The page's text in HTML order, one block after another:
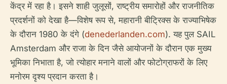
केंद्र में रहा है। इसने शाही जुलूसों, राष्ट्रीय समारोहों और राजनीतिक
प्रदर्शनों को देखा है—विशेष रूप से, महारानी बीट्रिक्स के राज्याभिषेक
के दौरान 1980 के दंगे (denederlanden.com). यह पुल SAIL
Amsterdam और राजा के दिन जैसे आयोजनों के दौरान एक मुख्य
भूमिका निभाता है, जो त्योहार मनाने वालों और फोटोग्राफरों के लिए
मनोरम दृश्य प्रदान करता है।